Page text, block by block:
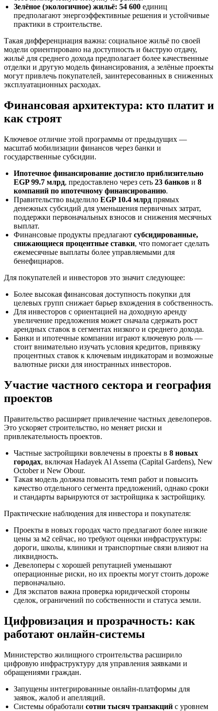
Зелёное (экологичное) жильё: 54 600 единиц
предполагают энергоэффективные решения и устойчивые
практики в строительстве.
Такая дифференциация важна: социальное жильё по своей
модели ориентировано на доступность и быструю отдачу,
жильё для среднего дохода предполагает более качественные
отделки и другую модель финансирования, а зелёные проекты
могут привлечь покупателей, заинтересованных в сниженных
эксплуатационных расходах.
Финансовая архитектура: кто платит и
как строят
Ключевое отличие этой программы от предыдущих —
масштаб мобилизации финансов через банки и
государственные субсидии.
Ипотечное финансирование достигло приблизительно
EGP 99.7 млрд, предоставлено через сеть 23 банков и 8
компаний по ипотечному финансированию.
Правительство выделило EGP 10.4 млрд прямых
денежных субсидий для уменьшения первичных затрат,
поддержки первоначальных взносов и снижения месячных
выплат.
Финансовые продукты предлагают субсидированные,
снижающиеся процентные ставки, что помогает сделать
ежемесячные выплаты более управляемыми для
бенефициаров.
Для покупателей и инвесторов это значит следующее:
Более высокая финансовая доступность покупки для
целевых групп снижает барьер вхождения в собственность.
Для инвесторов с ориентацией на доходную аренду
увеличение предложения может сначала сдержать рост
арендных ставок в сегментах низкого и среднего дохода.
Банки и ипотечные компании играют ключевую роль —
стоит внимательно изучать условия кредитов, привязку
процентных ставок к ключевым индикаторам и возможные
валютные риски для иностранных инвесторов.
Участие частного сектора и география
проектов
Правительство расширяет привлечение частных девелоперов.
Это ускоряет строительство, но меняет риски и
привлекательность проектов.
Частные застройщики вовлечены в проекты в 8 новых
городах, включая Hadayek Al Assema (Capital Gardens), New
October и New Obour.
Такая модель должна повысить темп работ и повысить
качество отдельного сегмента предложений, однако сроки
и стандарты варьируются от застройщика к застройщику.
Практические наблюдения для инвестора и покупателя:
Проекты в новых городах часто предлагают более низкие
цены за м2 сейчас, но требуют оценки инфраструктуры:
дороги, школы, клиники и транспортные связи влияют на
ликвидность.
Девелоперы с хорошей репутацией уменьшают
операционные риски, но их проекты могут стоить дороже
первоначально.
Для экспатов важна проверка юридической стороны
сделок, ограничений по собственности и статуса земли.
Цифровизация и прозрачность: как
работают онлайн-системы
Министерство жилищного строительства расширило
цифровую инфраструктуру для управления заявками и
обращениями граждан.
Запущены интегрированные онлайн-платформы для
заявок, жалоб и апелляций.
Системы обработали сотни тысяч транзакций с уровнем